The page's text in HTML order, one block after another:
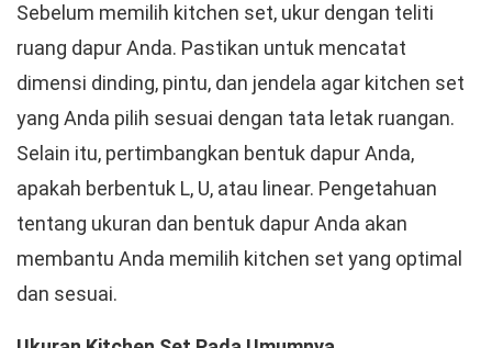
Sebelum memilih kitchen set, ukur dengan teliti
ruang dapur Anda. Pastikan untuk mencatat
dimensi dinding, pintu, dan jendela agar kitchen set
yang Anda pilih sesuai dengan tata letak ruangan.
Selain itu, pertimbangkan bentuk dapur Anda,
apakah berbentuk L, U, atau linear. Pengetahuan
tentang ukuran dan bentuk dapur Anda akan
membantu Anda memilih kitchen set yang optimal
dan sesuai.